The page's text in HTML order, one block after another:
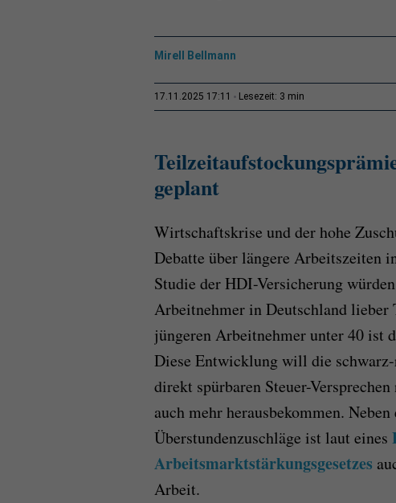
Mirell Bellmann
17.11.2025 17:11 Lesezeit: 3 min
geplant
Wirtschaftskrise und der hohe
Debatte über längere Arbeitszeiten
Studie der HDI-Versicherung
Arbeitnehmer in Deutschland lieber
jüngeren Arbeitnehmer unter 40 ist
Diese Entwicklung will die
direkt spürbaren Steuer-
auch mehr herausbekommen.
Überstundenzuschläge ist laut eines
Arbeitsmarktstärkungsgesetzes
Arbeit.